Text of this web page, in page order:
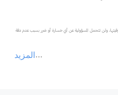
المزيد
ولن تتحمل المسؤولية عن أي خسارة أو ضرر بسبب عدم دقة